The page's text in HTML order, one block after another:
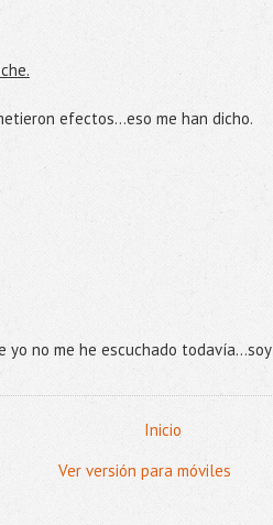
efectos...eso me han dicho.
yo no me he escuchado
Inicio
Ver versión para móviles